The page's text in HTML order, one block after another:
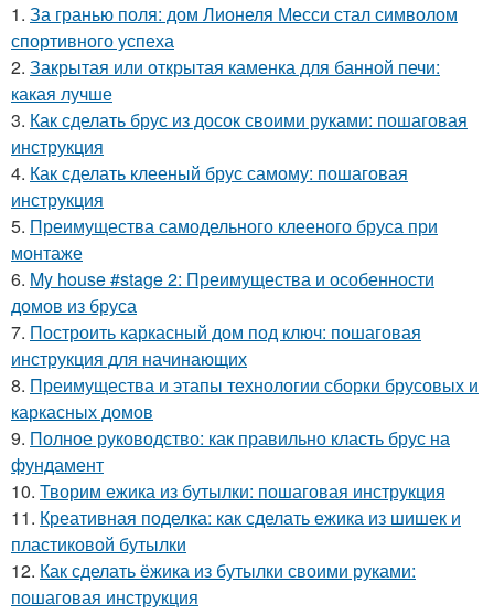
1. За гранью поля: дом Лионеля Месси стал символом
спортивного успеха
2. Закрытая или открытая каменка для банной печи:
какая лучше
3. Как сделать брус из досок своими руками: пошаговая
инструкция
4. Как сделать клееный брус самому: пошаговая
инструкция
5. Преимущества самодельного клееного бруса при
монтаже
6. My house #stage 2: Преимущества и особенности
домов из бруса
7. Построить каркасный дом под ключ: пошаговая
инструкция для начинающих
8. Преимущества и этапы технологии сборки брусовых и
каркасных домов
9. Полное руководство: как правильно класть брус на
фундамент
10. Творим ежика из бутылки: пошаговая инструкция
11. Креативная поделка: как сделать ежика из шишек и
пластиковой бутылки
12. Как сделать ёжика из бутылки своими руками:
пошаговая инструкция